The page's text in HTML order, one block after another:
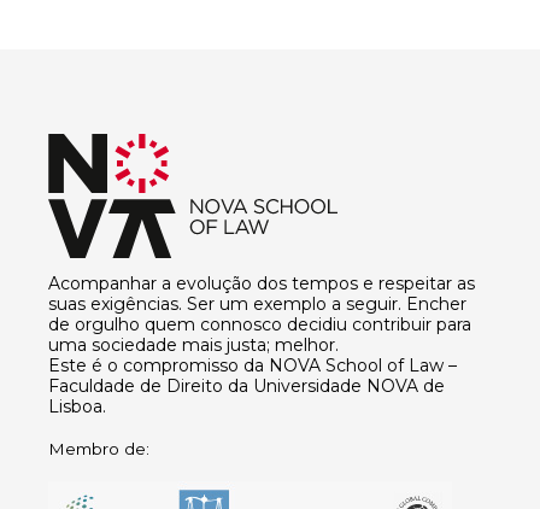
Acompanhar a evolução dos tempos e respeitar as
suas exigências. Ser um exemplo a seguir. Encher
de orgulho quem connosco decidiu contribuir para
uma sociedade mais justa; melhor.
Este é o compromisso da NOVA School of Law –
Faculdade de Direito da Universidade NOVA de
Lisboa.
Membro de: